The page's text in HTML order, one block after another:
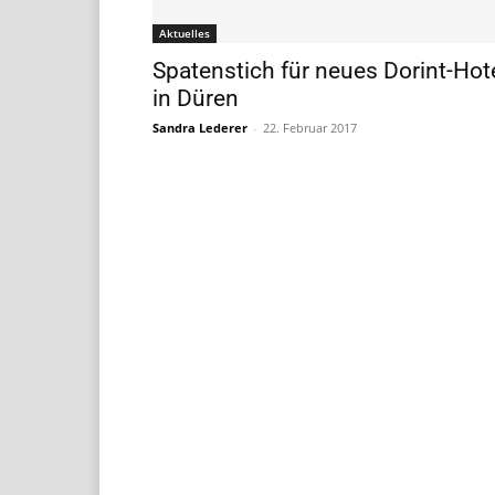
Aktuelles
Spatenstich für neues Dorint-
in Düren
Sandra Lederer - 22. Februar 2017